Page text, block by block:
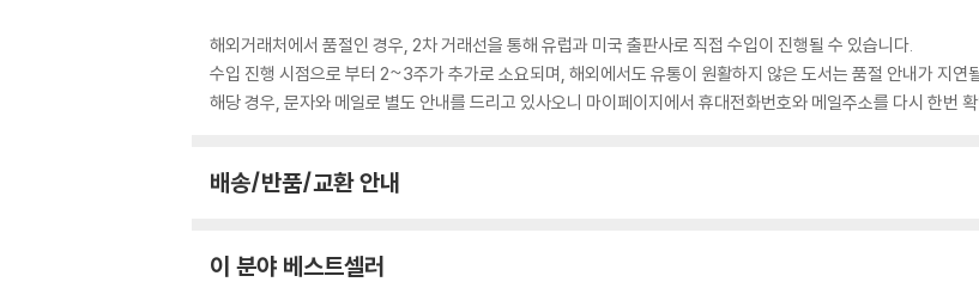
해외거래처에서 품절인 경우, 2차 거래선을 통해 유럽과 미국 출판사로 직접 수입이 진행될 수 있습니다.
수입 진행 시점으로 부터 2~3주가 추가로 소요되며, 해외에서도 유통이 원활하지 않은 도서는 품절 안내가 지연
해당 경우, 문자와 메일로 별도 안내를 드리고 있사오니 마이페이지에서 휴대전화번호와 메일주소를 다시 한번
배송/반품/교환 안내
이 분야 베스트셀러